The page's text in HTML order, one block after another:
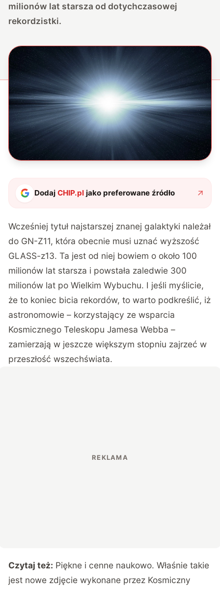
milionów lat starsza od dotychczasowej
rekordzistki.
DodajCHIP.pl jako preferowane źródło
Wcześniej tytuł najstarszej znanej galaktyki należał
do GN-Z11, która obecnie musi uznać wyższość
GLASS-z13. Ta jest od niej bowiem o około 100
milionów lat starsza i powstała zaledwie 300
milionów lat po Wielkim Wybuchu. I jeśli myślicie,
że to koniec bicia rekordów, to warto podkreślić, iż
astronomowie – korzystający ze wsparcia
Kosmicznego Teleskopu Jamesa Webba –
zamierzają w jeszcze większym stopniu zajrzeć w
przeszłość wszechświata.
Czytaj też: Piękne i cenne naukowo. Właśnie takie
jest nowe zdjęcie wykonane przez Kosmiczny